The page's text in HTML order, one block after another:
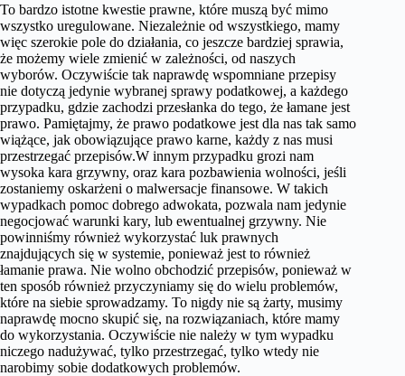
To bardzo istotne kwestie prawne, które muszą być mimo
wszystko uregulowane. Niezależnie od wszystkiego, mamy
więc szerokie pole do działania, co jeszcze bardziej sprawia,
że możemy wiele zmienić w zależności, od naszych
wyborów. Oczywiście tak naprawdę wspomniane przepisy
nie dotyczą jedynie wybranej sprawy podatkowej, a każdego
przypadku, gdzie zachodzi przesłanka do tego, że łamane jest
prawo. Pamiętajmy, że prawo podatkowe jest dla nas tak samo
wiążące, jak obowiązujące prawo karne, każdy z nas musi
przestrzegać przepisów.W innym przypadku grozi nam
wysoka kara grzywny, oraz kara pozbawienia wolności, jeśli
zostaniemy oskarżeni o malwersacje finansowe. W takich
wypadkach pomoc dobrego adwokata, pozwala nam jedynie
negocjować warunki kary, lub ewentualnej grzywny. Nie
powinniśmy również wykorzystać luk prawnych
znajdujących się w systemie, ponieważ jest to również
łamanie prawa. Nie wolno obchodzić przepisów, ponieważ w
ten sposób również przyczyniamy się do wielu problemów,
które na siebie sprowadzamy. To nigdy nie są żarty, musimy
naprawdę mocno skupić się, na rozwiązaniach, które mamy
do wykorzystania. Oczywiście nie należy w tym wypadku
niczego nadużywać, tylko przestrzegać, tylko wtedy nie
narobimy sobie dodatkowych problemów.